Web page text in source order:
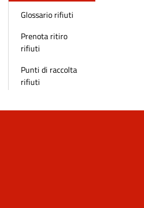
Glossario rifiuti
Prenota ritiro
rifiuti
Punti di raccolta
rifiuti